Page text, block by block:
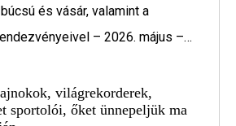
és vásár, valamint a
– 2026. május –
elindításával. Ez az úttörő
és Délkelet-Európa fesztiváljait